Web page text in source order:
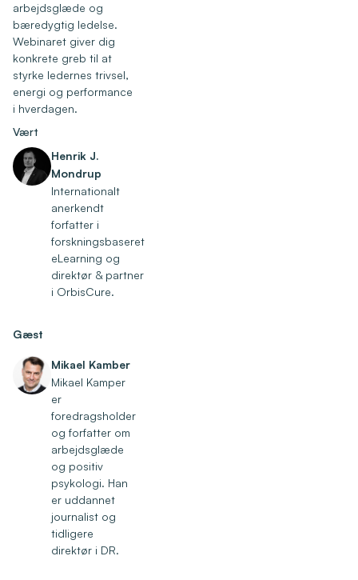
arbejdsglæde og
bæredygtig ledelse.
Webinaret giver dig
konkrete greb til at
styrke ledernes trivsel,
energi og performance
i hverdagen.
Vært
Henrik J.
Mondrup
Internationalt
anerkendt
forfatter i
forskningsbaseret
eLearning og
direktør & partner
i OrbisCure.
Gæst
Mikael Kamber
Mikael Kamper
er
foredragsholder
og forfatter om
arbejdsglæde
og positiv
psykologi. Han
er uddannet
journalist og
tidligere
direktør i DR.